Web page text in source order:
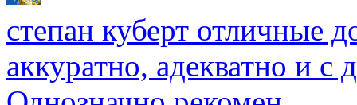
степан куберт отличные
аккуратно, адекватно и